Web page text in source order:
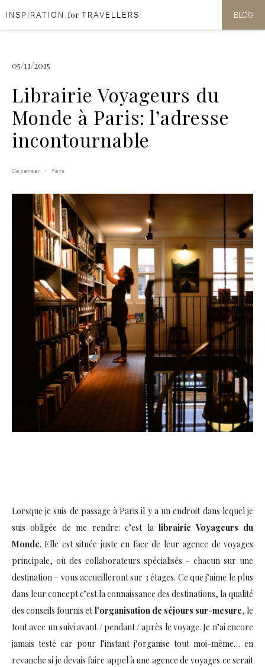
Aller au contenu
Aller au menu
INSPIRATION for TRAVELLERS BLOG
05/11/2015
Librairie Voyageurs du
Monde à Paris: l’adresse
incontournable
Dépenser Paris
Lorsque je suis de passage à Paris il y a un endroit dans lequel je
suis obligée de me rendre: c’est lalibrairie Voyageurs du
Monde. Elle est située juste en face de leur agence de voyages
principale, où des collaborateurs spécialisés – chacun sur une
destination – vous accueilleront sur 3 étages. Ce que j’aime le plus
dans leur concept c’est la connaissance des destinations, la qualité
des conseils fournis etl’organisation de séjours sur-mesure, le
tout avec un suivi avant / pendant / après le voyage. Je n’ai encore
jamais testé car pour l’instant j’organise tout moi-même… en
revanche si je devais faire appel à une agence de voyages ce serait